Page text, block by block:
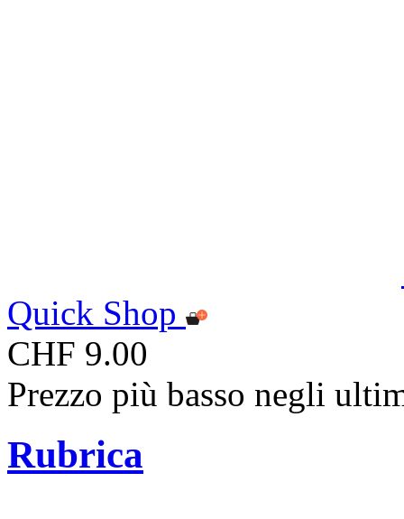
Quick Shop
CHF 9.00
Prezzo più basso negli
Rubrica